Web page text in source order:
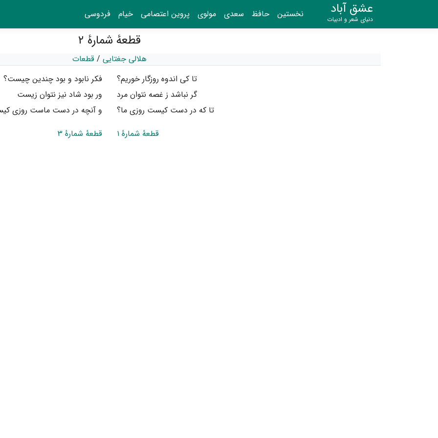
عشق آباد
دنیای شعر و ادبیات نخستین حافظ سعدی مولوی پروین اعتصامی خیام فردوسی
قطعهٔ شمارهٔ ۲
هلالی جغتایی / قطعات
تا کی اندوه روزگار خوریم؟
فکر نابود و بود چندین چیست؟
گر نباشد ز غصه نتوان مرد
ور بود شاد نیز نتوان زیست
تا که در دست کیست روزی ما؟
و آنچه در دست ماست روزی
قطعهٔ شمارهٔ ۱
قطعهٔ شمارهٔ ۳